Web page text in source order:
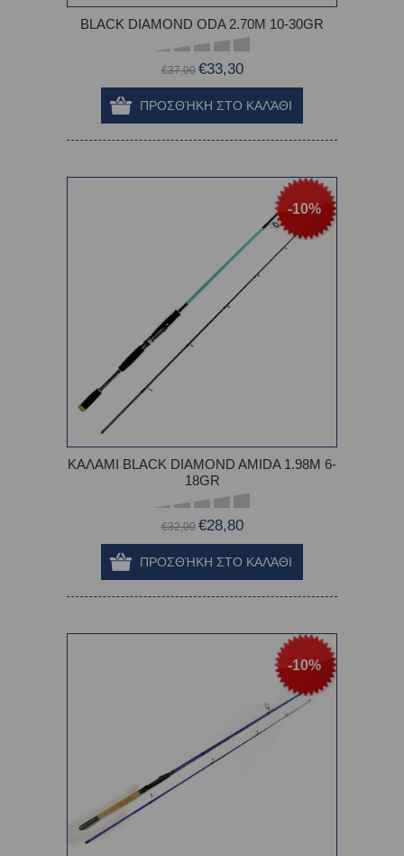
BLACK DIAMOND ODA 2.70M 10-30GR
€37,00 €33,30
-10%
ΚΑΛΑΜΙ BLACK DIAMOND AMIDA 1.98M 6-
18GR
€32,00 €28,80
-10%